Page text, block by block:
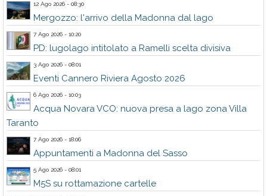
12 Ago 2026 - 08:30
Mergozzo: l'arrivo della Madonna dal lago
7 Ago 2026 - 10:20
PD: lugolago intitolato a Ramelli scelta divisiva
3 Ago 2026 - 08:01
Eventi Cannero Riviera Agosto 2026
6 Ago 2026 - 10:03
Acqua Novara VCO: nuova presa a lago zona Villa
Taranto
7 Ago 2026 - 18:06
Appuntamenti a Madonna del Sasso
5 Ago 2026 - 08:01
M5S su rottamazione cartelle